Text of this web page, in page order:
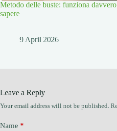
Metodo delle buste: funziona
sapere
9 April 2026
Leave a Reply
Your email address will not be published.
Name *